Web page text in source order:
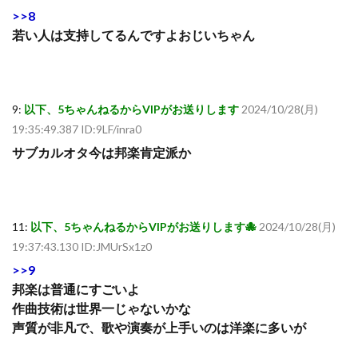
>>8
若い人は支持してるんですよおじいちゃん
9: 以下、5ちゃんねるからVIPがお送りします2024/10/28(月)
19:35:49.387 ID:9LF/inra0
サブカルオタ今は邦楽肯定派か
11: 以下、5ちゃんねるからVIPがお送りします🐙2024/10/28(月)
19:37:43.130 ID:JMUrSx1z0
>>9
邦楽は普通にすごいよ
作曲技術は世界一じゃないかな
声質が非凡で、歌や演奏が上手いのは洋楽に多いが